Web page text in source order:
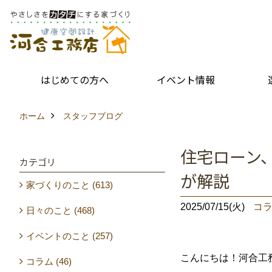
はじめての方へ イベント情報
ホーム スタッフブログ
住宅ローン
が解説
2025/07/15(火) コ
こんにちは！河合工
カテゴリ
家づくりのこと (613)
日々のこと (468)
イベントのこと (257)
コラム (46)